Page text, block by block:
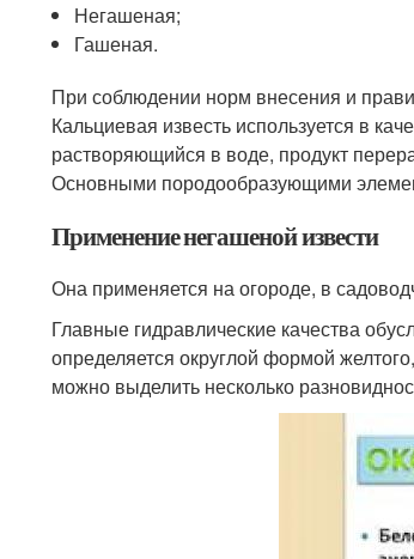
Негашеная;
Гашеная.
При соблюдении норм внесения и
Кальциевая известь используется в
растворяющийся в воде, продукт
Основными породообразующими
Применение негашеной извести
Она применяется на огороде, в
Главные гидравлические качества
определяется округлой формой
можно выделить несколько